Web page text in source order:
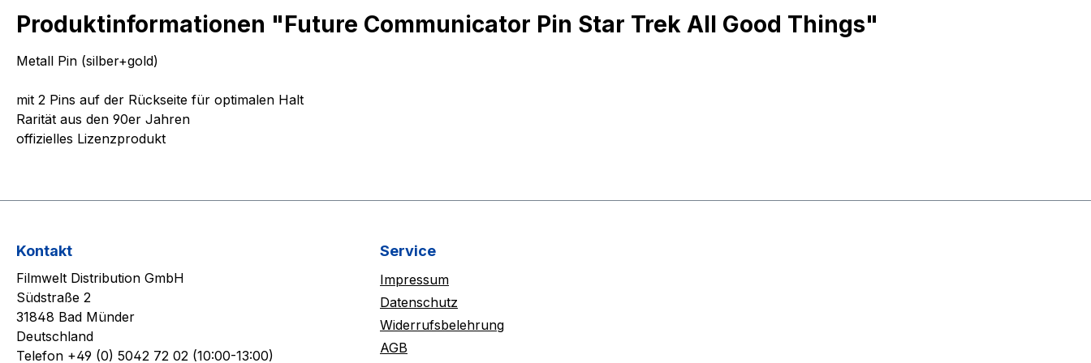
Produktinformationen "Future Communicator Pin Star Trek All Good Things"
Metall Pin (silber+gold)
mit 2 Pins auf der Rückseite für optimalen Halt
Rarität aus den 90er Jahren
offizielles Lizenzprodukt
Kontakt
Filmwelt Distribution GmbH
Südstraße 2
31848 Bad Münder
Deutschland
Telefon +49 (0) 5042 72 02 (10:00-13:00)
Service
Impressum
Datenschutz
Widerrufsbelehrung
AGB